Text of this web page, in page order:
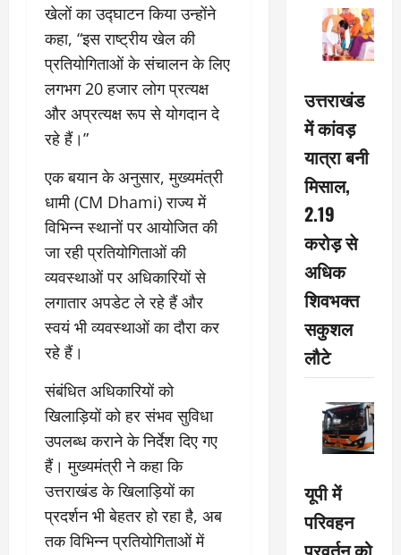
खेलों का उद्घाटन किया उन्होंने
कहा, “इस राष्ट्रीय खेल की
प्रतियोगिताओं के संचालन के लिए
लगभग 20 हजार लोग प्रत्यक्ष
और अप्रत्यक्ष रूप से योगदान दे
रहे हैं।”
एक बयान के अनुसार, मुख्यमंत्री
धामी (CM Dhami) राज्य में
विभिन्न स्थानों पर आयोजित की
जा रही प्रतियोगिताओं की
व्यवस्थाओं पर अधिकारियों से
लगातार अपडेट ले रहे हैं और
स्वयं भी व्यवस्थाओं का दौरा कर
रहे हैं।
संबंधित अधिकारियों को
खिलाड़ियों को हर संभव सुविधा
उपलब्ध कराने के निर्देश दिए गए
हैं। मुख्यमंत्री ने कहा कि
उत्तराखंड के खिलाड़ियों का
प्रदर्शन भी बेहतर हो रहा है, अब
तक विभिन्न प्रतियोगिताओं में
उत्तराखंड
में कांवड़
यात्रा बनी
मिसाल,
2.19
करोड़ से
अधिक
शिवभक्त
सकुशल
लौटे
यूपी में
परिवहन
प्रवर्तन को